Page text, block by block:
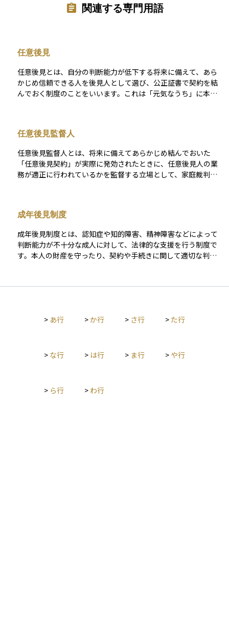
関連する専門用語
任意後見
任意後見とは、自分の判断能力が低下する将来に備えて、あら
かじめ信頼できる人を後見人として選び、公正証書で契約を結
んでおく制度のことをいいます。これは「元気なうち」に本人
を本人の希望に沿って行うことができるため、自分らしい生活
を維持するための手段として注目されています。法定後見と違
い、自分で「誰に、何を任せるか」を決めておける点が特徴で
す。高齢化や認知症のリスクが高まる中で、資産や生活の管理
を将来にわたって安心して託すための、重要な準備の一つで
任意後見監督人
任意後見監督人とは、将来に備えてあらかじめ結んでおいた
「任意後見契約」が実際に発効されたときに、任意後見人の業
務が適正に行われているかを監督する立場として、家庭裁判所
をチェックする役割を担います。 任意後見監督人は通常、弁護
士や司法書士などの専門職が選ばれ、定期的に家庭裁判所へ報
告を行いながら、任意後見人の活動を見守ります。資産管理や
生活支援を本人に代わって行う制度を円滑かつ安全に機能させ
るための重要な存在であり、任意後見制度の信頼性を支える柱
成年後見制度
成年後見制度とは、認知症や知的障害、精神障害などによって
判断能力が不十分な成人に対して、法律的な支援を行う制度で
す。本人の財産を守ったり、契約や手続きに関して適切な判断
見」「保佐」「補助」という3つの類型に分かれており、本人の
んでおく「任意後見制度」もあります。成年後見制度は、高齢
療・福祉の現場でも広く活用されています。
> あ行 >か行 > さ行 > た行
> な行 > は行 > ま行 > や行
> ら行 > わ行